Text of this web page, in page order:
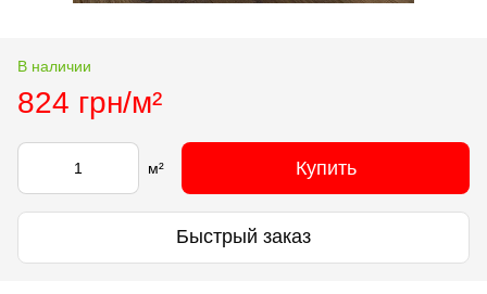
В наличии
824 грн/м²
м² Купить
Быстрый заказ